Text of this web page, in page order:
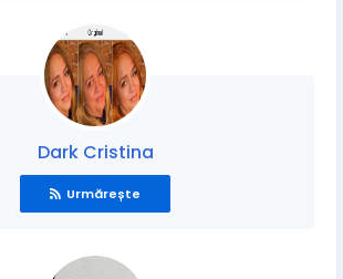
Dark Cristina
Urmărește